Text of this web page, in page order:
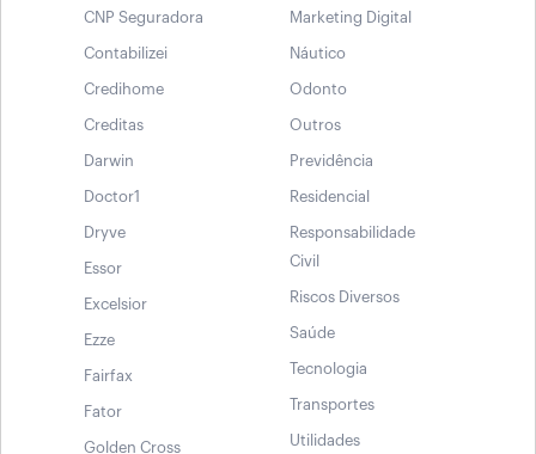
CNP Seguradora
Contabilizei
Credihome
Creditas
Darwin
Doctor1
Dryve
Essor
Excelsior
Ezze
Fairfax
Fator
Golden Cross
Marketing Digital
Náutico
Odonto
Outros
Previdência
Residencial
Responsabilidade
Civil
Riscos Diversos
Saúde
Tecnologia
Transportes
Utilidades